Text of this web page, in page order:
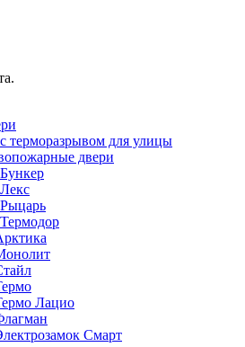
терморазрывом для улицы
двери
Лацио
Смарт